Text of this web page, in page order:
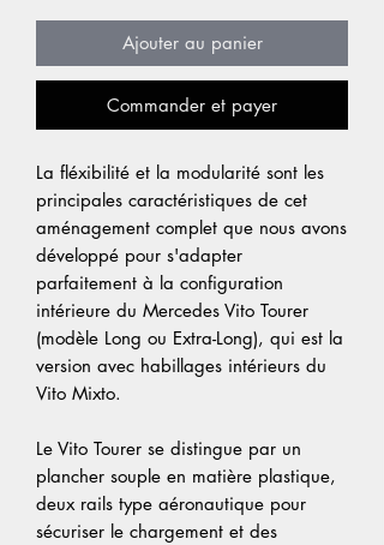
Ajouter au panier
Commander et payer
La fléxibilité et la modularité sont les
principales caractéristiques de cet
aménagement complet que nous avons
développé pour s'adapter
parfaitement à la configuration
intérieure du Mercedes Vito Tourer
(modèle Long ou Extra-Long), qui est la
version avec habillages intérieurs du
Vito Mixto.
Le Vito Tourer se distingue par un
plancher souple en matière plastique,
deux rails type aéronautique pour
sécuriser le chargement et des